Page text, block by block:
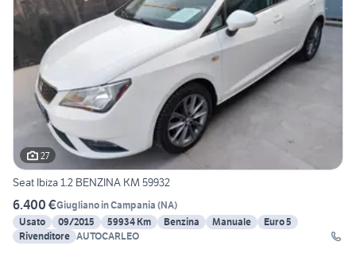
27
Seat Ibiza 1.2 BENZINA KM 59932
6.400 €Giugliano in Campania (NA)
Usato
09/2015 59934 Km Benzina Manuale
Euro 5
Rivenditore AUTOCARLEO